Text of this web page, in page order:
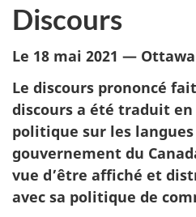
Discours
Le 18 mai 2021 —
Le discours prononcé
discours a été traduit
politique sur les
gouvernement du
vue d’être affiché et
avec sa politique de